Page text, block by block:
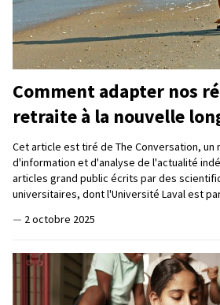
Comment adapter nos
retraite à la nouvelle
Cet article est tiré de The Conversation, un
d'information et d'analyse de l'actualité
articles grand public écrits par des
universitaires, dont l'Université Laval est
— 2 octobre 2025